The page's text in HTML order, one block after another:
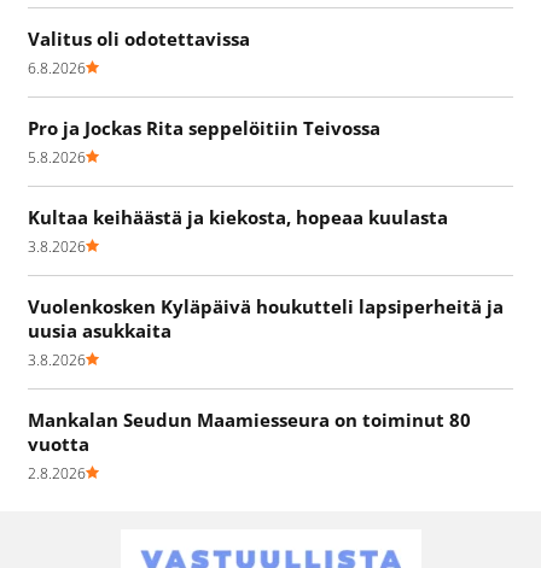
Valitus oli odotettavissa
6.8.2026
Pro ja Jockas Rita seppelöitiin Teivossa
5.8.2026
Kultaa keihäästä ja kiekosta, hopeaa kuulasta
3.8.2026
Vuolenkosken Kyläpäivä houkutteli lapsiperheitä ja
uusia asukkaita
3.8.2026
Mankalan Seudun Maamiesseura on toiminut 80
vuotta
2.8.2026